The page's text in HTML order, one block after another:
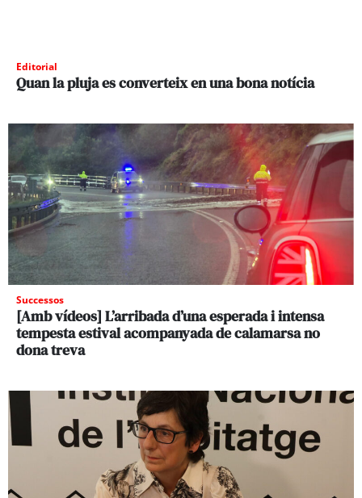
Editorial
Quan la pluja es converteix en una bona notícia
Successos
[Amb vídeos] L’arribada d’una esperada i intensa
tempesta estival acompanyada de calamarsa no
dona treva